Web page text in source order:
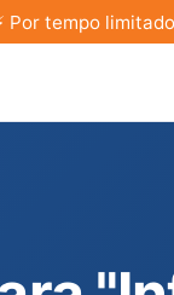
Por tempo